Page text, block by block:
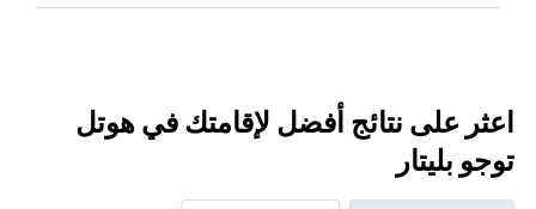
اعثر على نتائج أفضل لإقامتك في هوتل
توجو بليتار